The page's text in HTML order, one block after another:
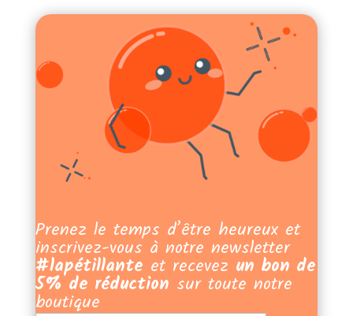
Prenez le temps d’être heureux et
inscrivez-vous à notre newsletter
#lapétillante et recevez un bon de
5% de réduction sur toute notre
boutique